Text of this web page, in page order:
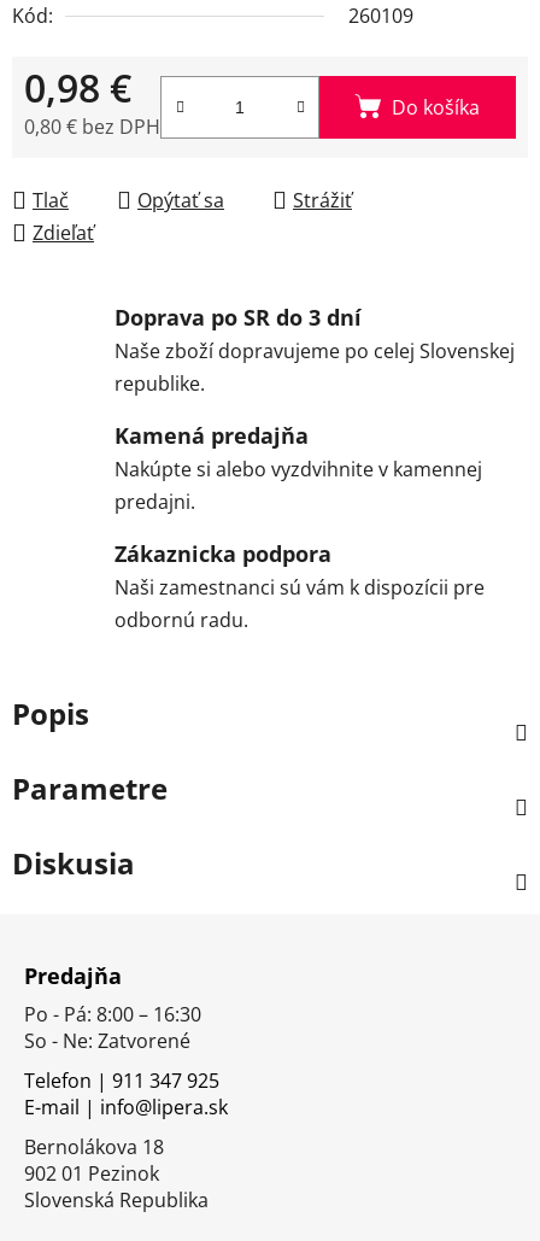
Kód:
260109
0,98 €
0,80 € bez DPH
Do košíka
Tlač Opýtať sa
Strážiť
Zdieľať
Doprava po SR do 3 dní
Naše zboží dopravujeme po celej Slovenskej
republike.
Kamená predajňa
Nakúpte si alebo vyzdvihnite v kamennej
predajni.
Zákaznicka podpora
Naši zamestnanci sú vám k dispozícii pre
odbornú radu.
Popis
Parametre
Diskusia
Predajňa
Po - Pá: 8:00 – 16:30
So - Ne: Zatvorené
Telefon | 911 347 925
E-mail | info@lipera.sk
Bernolákova 18
902 01 Pezinok
Slovenská Republika